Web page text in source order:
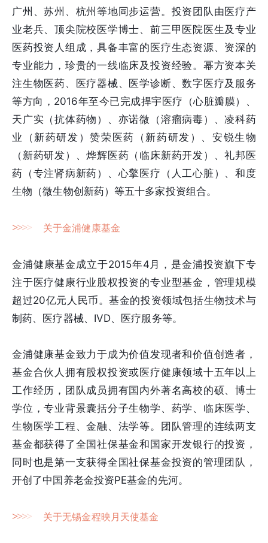
广州、苏州、杭州等地同步运营。投资团队由医疗产
业老兵、顶尖院校医学博士、前三甲医院医生及专业
医药投资人组成，具备丰富的医疗生态资源、资深的
专业能力，珍贵的一线临床及投资经验。幂方资本关
注生物医药、医疗器械、医学诊断、数字医疗及服务
等方向，2016年至今已完成捍宇医疗（心脏瓣膜）、
天广实（抗体药物）、亦诺微（溶瘤病毒）、凌科药
业（新药研发）赞荣医药（新药研发）、安锐生物
（新药研发）、烨辉医药（临床新药开发）、礼邦医
药（专注肾病新药）、心擎医疗（人工心脏）、和度
生物（微生物创新药）等五十多家投资组合。
>>>> 关于金浦健康基金
金浦健康基金成立于2015年4月，是金浦投资旗下专
注于医疗健康行业股权投资的专业型基金，管理规模
超过20亿元人民币。基金的投资领域包括生物技术与
制药、医疗器械、IVD、医疗服务等。
金浦健康基金致力于成为价值发现者和价值创造者，
基金合伙人拥有股权投资或医疗健康领域十五年以上
工作经历，团队成员拥有国内外著名高校的硕、博士
学位，专业背景囊括分子生物学、药学、临床医学、
生物医学工程、金融、法学等。团队管理的连续两支
基金都获得了全国社保基金和国家开发银行的投资，
同时也是第一支获得全国社保基金投资的管理团队，
开创了中国养老金投资PE基金的先河。
>>>> 关于无锡金程映月天使基金